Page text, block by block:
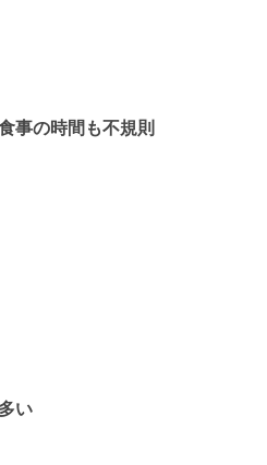
事の時間も不規則
い